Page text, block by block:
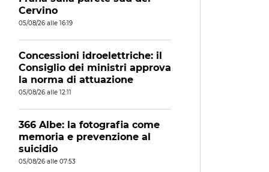
Cervino
05/08/26 alle 16:19
Concessioni idroelettriche: il
Consiglio dei ministri approva
la norma di attuazione
05/08/26 alle 12:11
366 Albe: la fotografia come
memoria e prevenzione al
suicidio
05/08/26 alle 07:53